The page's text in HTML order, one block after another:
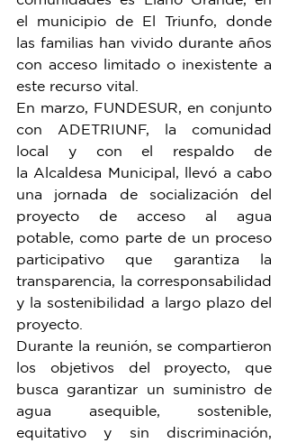
el municipio de El Triunfo, donde
las familias han vivido durante años
con acceso limitado o inexistente a
este recurso vital.
En marzo, FUNDESUR, en conjunto
con ADETRIUNF, la comunidad
local y con el respaldo de
la Alcaldesa Municipal, llevó a cabo
una jornada de socialización del
proyecto de acceso al agua
potable, como parte de un proceso
participativo que garantiza la
transparencia, la corresponsabilidad
y la sostenibilidad a largo plazo del
proyecto.
Durante la reunión, se compartieron
los objetivos del proyecto, que
busca garantizar un suministro de
agua asequible, sostenible,
equitativo y sin discriminación,